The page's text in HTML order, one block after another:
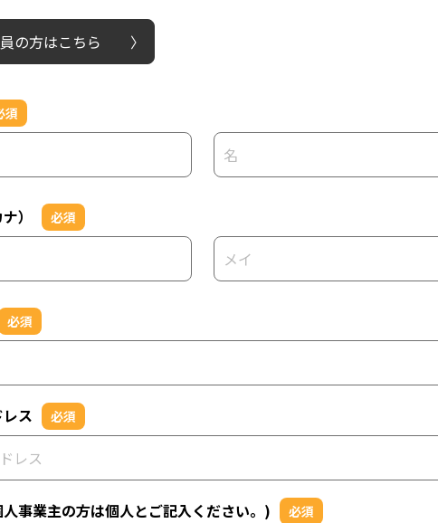
の方はこちら
須
） 必須
必須
ス 必須
事業主の方は個人とご記入ください。) 必須